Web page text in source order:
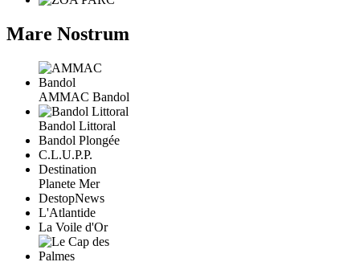
Mare Nostrum
AMMAC Bandol
Bandol Littoral
Bandol Plongée
C.L.U.P.P.
Destination
Planete Mer
DestopNews
L'Atlantide
La Voile d'Or